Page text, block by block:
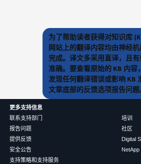
为了帮助读者获得对知识库
网站上的翻译内容均由神经
完成。译文多采用直译，且
准确。要查看原始的 KB 内
发现任何翻译错误或影响 KB
文章底部的反馈选项报告问题
更多支持信息
联系支持部门
报告问题
提供反馈
安全公告
支持策略和支持服务
培训
社区
Digital
NetApp